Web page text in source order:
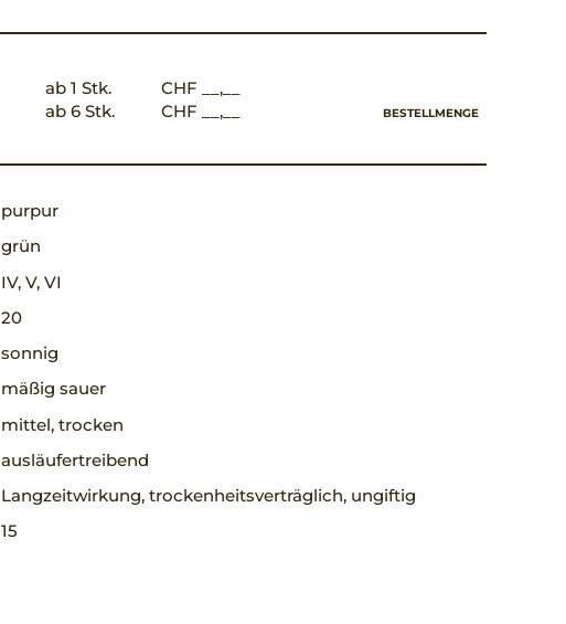
ab 1 Stk.
CHF __,__
ab 6 Stk.
CHF __,__ BESTELLMENGE
purpur
grün
IV, V, VI
20
sonnig
mäßig sauer
mittel, trocken
ausläufertreibend
Langzeitwirkung, trockenheitsverträglich, ungiftig
15